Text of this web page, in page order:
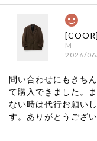
M
2026/
問い合わせにもきち
て購入できました。
ない時は代行お願い
す。ありがとうござい